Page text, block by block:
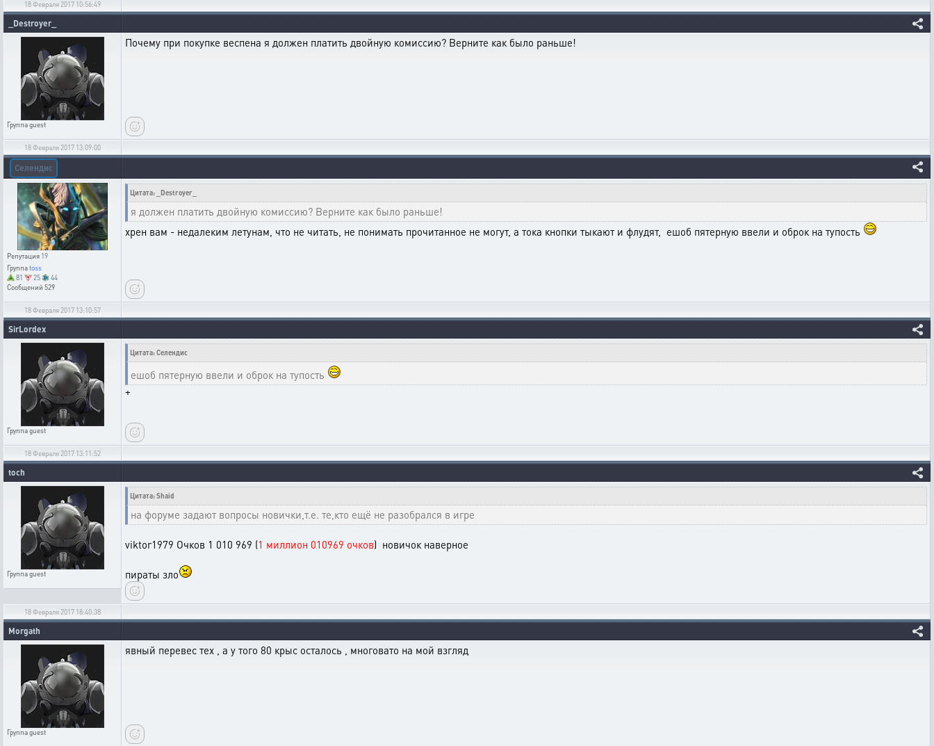
18 Февраля 2017 10:56:49
_Destroyer_
Группаguest
Почему при покупке веспена я должен платить двойную комиссию? Верните как было раньше!
18 Февраля 2017 13:09:00
Селендис
Репутация 19
Группаtoss
81
25
44
Сообщений 529
Цитата: _Destroyer_
я должен платить двойную комиссию? Верните как было раньше!
хрен вам - недалеким летунам, что не читать, не понимать прочитанное не могут, а тока кнопки тыкают и флудят, ешоб пятерную ввели и оброк на тупость
18 Февраля 2017 13:10:57
SirLordex
Группаguest
Цитата: Селендис
ешоб пятерную ввели и оброк на тупость
+
18 Февраля 2017 13:11:52
toch
Группаguest
Цитата: Shaid
на форуме задают вопросы новички,т.е. те,кто ещё не разобрался в игре
viktor1979 Очков 1 010 969 (1 миллион 010969 очков) новичок наверное
пираты зло
18 Февраля 2017 18:40:38
Morgath
Группаguest
явный перевес тех , а у того 80 крыс осталось , многовато на мой взгляд